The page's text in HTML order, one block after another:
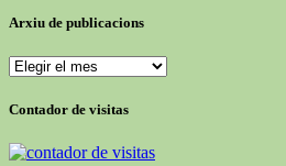
Arxiu de publicacions
Arxiu
publicacions
Contador de visitas